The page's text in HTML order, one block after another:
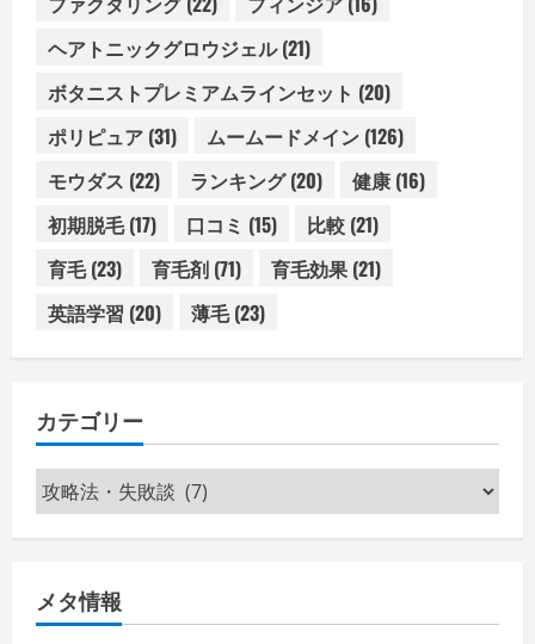
ヘアトニックグロウジェル(21)
ボタニストプレミアムラインセット (20)
ポリピュア (31) ムームードメイン (126)
モウダス (22) ランキング(20) 健康 (16)
初期脱毛(17) 口コミ (15) 比較 (21)
育毛(23) 育毛剤 (71) 育毛効果 (21)
英語学習 (20) 薄毛(23)
カテゴリー
カ
テ
ー
メタ情報